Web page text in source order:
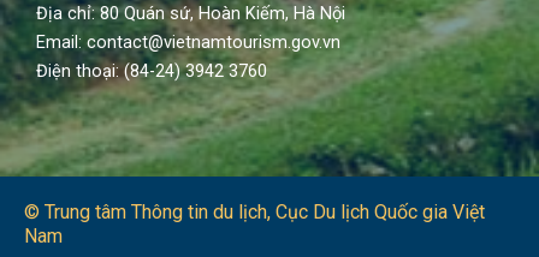
Địa chỉ: 80 Quán sứ, Hoàn Kiếm, Hà Nội
Email: contact@vietnamtourism.gov.vn
Điện thoại: (84-24) 3942 3760
© Trung tâm Thông tin du lịch​, Cục Du lịch Quốc gia Việt
Nam